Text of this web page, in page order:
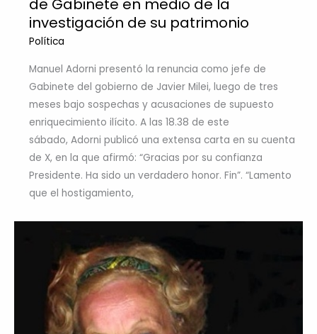
de Gabinete en medio de la
investigación de su patrimonio
Política
Manuel Adorni presentó la renuncia como jefe de
Gabinete del gobierno de Javier Milei, luego de tres
meses bajo sospechas y acusaciones de supuesto
enriquecimiento ilícito. A las 18.38 de este
sábado, Adorni publicó una extensa carta en su cuenta
de X, en la que afirmó: “Gracias por su confianza
Presidente. Ha sido un verdadero honor. Fin”. “Lamento
que el hostigamiento,